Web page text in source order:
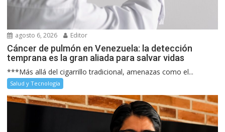
agosto 6, 2026 Editor
Cáncer de pulmón en Venezuela: la detección
temprana es la gran aliada para salvar vidas
***Más allá del cigarrillo tradicional, amenazas como el...
Salud y Tecnología